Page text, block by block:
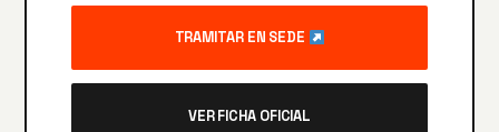
TRAMITAR EN SEDE
VER FICHA OFICIAL